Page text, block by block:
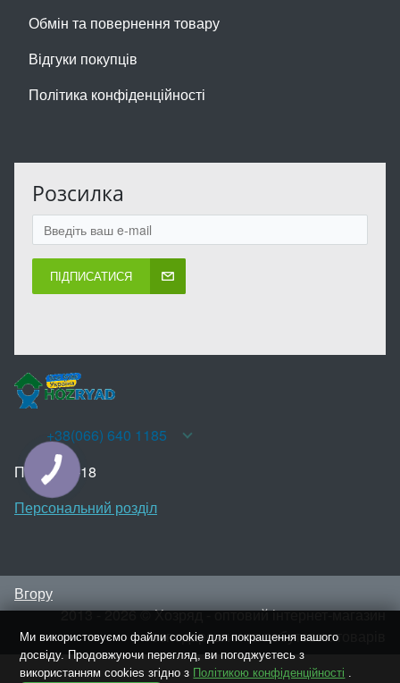
Обмін та повернення товару
Відгуки покупців
Політика конфіденційності
Розсилка
ПІДПИСАТИСЯ
+38(066) 640 1185
Пн-Нд 10-18
Персональний розділ
Вгору
2013 - 2026 © Хозряд - оптовий інтернет-магазин
господарських та побутових товарів
Ми використовуємо файли cookie для покращення вашого
досвіду. Продовжуючи перегляд, ви погоджуєтесь з
використанням cookies згідно з Політикою конфіденційності .
КНОПКА
ЗВ'ЯЗКУ